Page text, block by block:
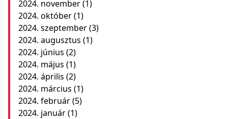
2024. november(1)
2024. október(1)
2024. szeptember(3)
2024. augusztus (1)
2024. június (2)
2024. május (1)
2024. április (2)
2024. március (1)
2024. február(5)
2024. január(1)